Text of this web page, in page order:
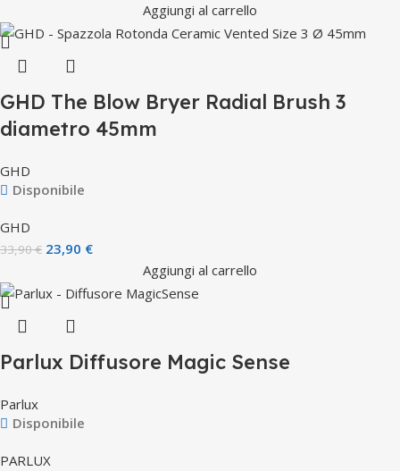
Aggiungi al carrello
GHD The Blow Bryer Radial Brush 3
diametro 45mm
GHD
Disponibile
GHD
33,90€ 23,90 €
Aggiungi al carrello
Parlux Diffusore Magic Sense
Parlux
Disponibile
PARLUX